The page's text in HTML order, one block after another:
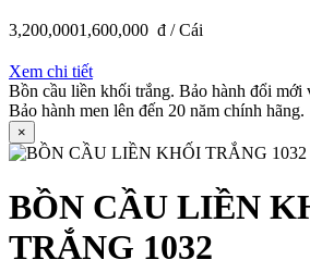
3,200,0001,600,000 đ / Cái
Xem chi tiết
Bồn cầu liền khối trắng. Bảo hành đổi mới
Bảo hành men lên đến 20 năm chính hãng.
×
BỒN CẦU LIỀN
TRẮNG 1032